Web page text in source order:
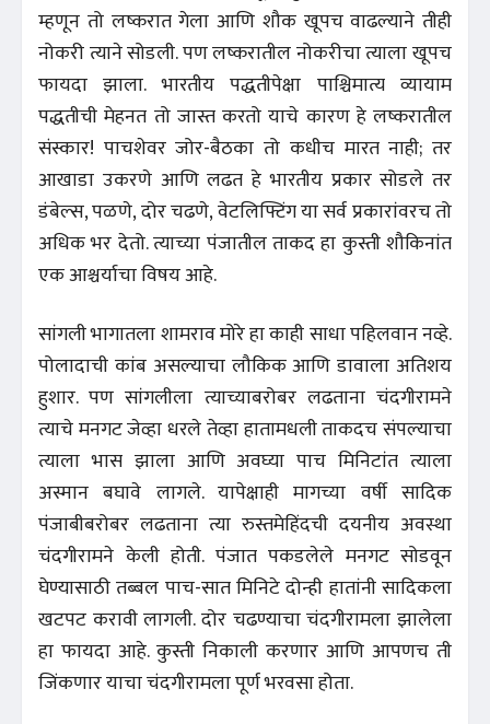
म्हणून तो लष्करात गेला आणि शौक खूपच वाढल्याने तीही
नोकरी त्याने सोडली. पण लष्करातील नोकरीचा त्याला खूपच
फायदा झाला. भारतीय पद्धतीपेक्षा पाश्चिमात्य व्यायाम
पद्धतीची मेहनत तो जास्त करतो याचे कारण हे लष्करातील
संस्कार! पाचशेवर जोर-बैठका तो कधीच मारत नाही; तर
आखाडा उकरणे आणि लढत हे भारतीय प्रकार सोडले तर
डंबेल्स, पळणे, दोर चढणे, वेटलिफ्टिंग या सर्व प्रकारांवरच तो
अधिक भर देतो. त्याच्या पंजातील ताकद हा कुस्ती शौकिनांत
एक आश्चर्याचा विषय आहे.
सांगली भागातला शामराव मोरे हा काही साधा पहिलवान नव्हे.
पोलादाची कांब असल्याचा लौकिक आणि डावाला अतिशय
हुशार. पण सांगलीला त्याच्याबरोबर लढताना चंदगीरामने
त्याचे मनगट जेव्हा धरले तेव्हा हातामधली ताकदच संपल्याचा
त्याला भास झाला आणि अवघ्या पाच मिनिटांत त्याला
अस्मान बघावे लागले. यापेक्षाही मागच्या वर्षी सादिक
पंजाबीबरोबर लढताना त्या रुस्तमेहिंदची दयनीय अवस्था
चंदगीरामने केली होती. पंजात पकडलेले मनगट सोडवून
घेण्यासाठी तब्बल पाच-सात मिनिटे दोन्ही हातांनी सादिकला
खटपट करावी लागली. दोर चढण्याचा चंदगीरामला झालेला
हा फायदा आहे. कुस्ती निकाली करणार आणि आपणच ती
जिंकणार याचा चंदगीरामला पूर्ण भरवसा होता.